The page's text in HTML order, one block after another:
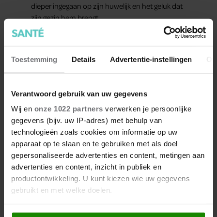
Toestemming Details Advertentie-instellingen
Verantwoord gebruik van uw gegevens
Wij en onze 1022 partners verwerken je persoonlijke
gegevens (bijv. uw IP-adres) met behulp van
technologieën zoals cookies om informatie op uw
apparaat op te slaan en te gebruiken met als doel
gepersonaliseerde advertenties en content, metingen aan
advertenties en content, inzicht in publiek en
productontwikkeling. U kunt kiezen wie uw gegevens
gebruikt en met welke doelen.
Als u het toestaat, willen we ook graag:
dieper ingegaan op zijn huwelijk en het geluk dat
zijn gezin hem brengt.
Meer van Santé